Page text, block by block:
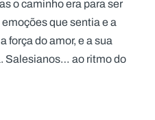
o caminho era para ser
que sentia e a
força do amor, e a sua
Salesianos… ao ritmo do